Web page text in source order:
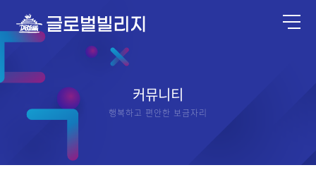
커뮤니티
행복하고 편안한 보금자리